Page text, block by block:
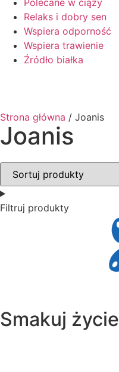
Relaks i dobry sen
Wspiera odporność
Wspiera trawienie
Źródło białka
Strona główna / Joanis
Joanis
Filtruj produkty
Smakuj życie